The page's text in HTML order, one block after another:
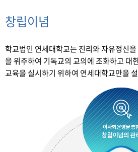
창립이념
학교법인 연세대학교는 진리와 자유정신
을 위주하여 기독교의 교의에 조화하고 대
교육을 실시하기 위하여 연세대학교만을